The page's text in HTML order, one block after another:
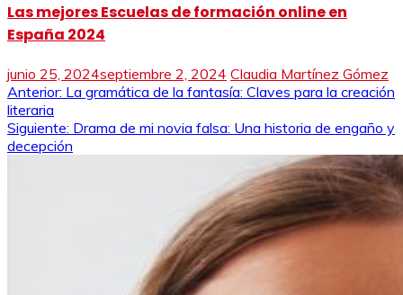
Las mejores Escuelas de formación online en
España 2024
junio 25, 2024septiembre 2, 2024 Claudia Martínez Gómez
Navegación
de
entradas
Anterior: La gramática de la fantasía: Claves para la creación
literaria
Siguiente: Drama de mi novia falsa: Una historia de engaño y
decepción